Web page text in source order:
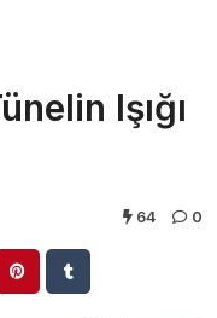
Işığı
64 0